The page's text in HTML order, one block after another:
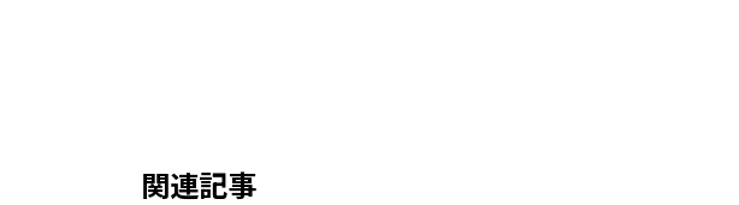
関連記事